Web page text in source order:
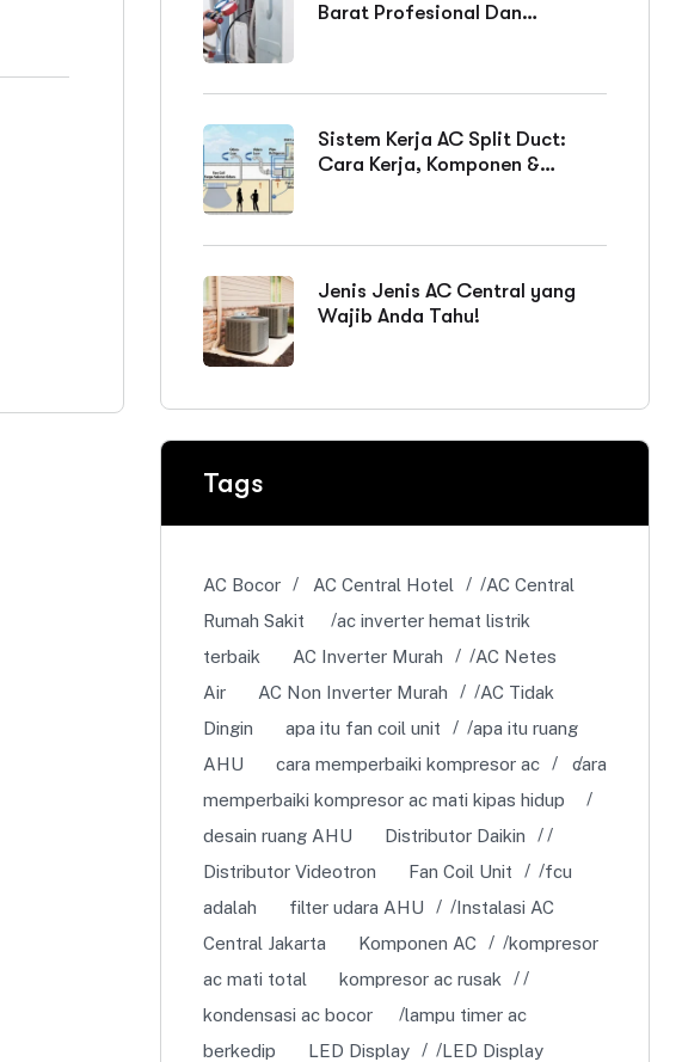
Barat Profesional Dan
Sistem Kerja AC Split Duct:
Cara Kerja, Komponen &
Jenis Jenis AC Central yang
Wajib Anda Tahu!
Tags
AC Bocor AC Central Hotel
AC Central
Rumah Sakit
ac inverter hemat listrik
terbaik
AC Inverter Murah
AC Netes
Air
AC Non Inverter Murah
AC Tidak
Dingin
apa itu fan coil unit
apa itu ruang
AHU
cara memperbaiki kompresor ac
cara
memperbaiki kompresor ac mati kipas hidup
desain ruang AHU
Distributor Daikin
Distributor Videotron
Fan Coil Unit
fcu
adalah
filter udara AHU
Instalasi AC
Central Jakarta
Komponen AC
kompresor
ac mati total
kompresor ac rusak
kondensasi ac bocor
lampu timer ac
berkedip
LED Display
LED Display